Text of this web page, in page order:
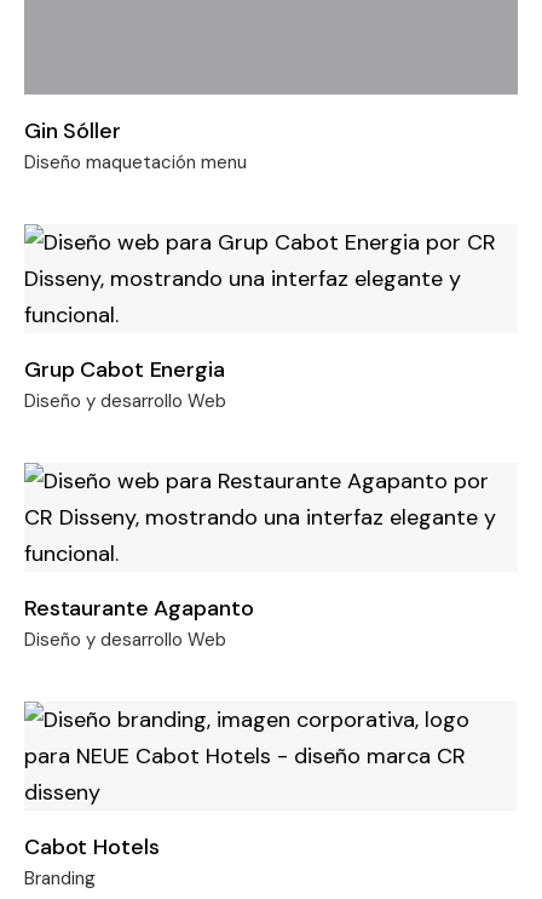
Gin Sóller
Diseño maquetación menu
Grup Cabot Energia
Diseño y desarrollo Web
Restaurante Agapanto
Diseño y desarrollo Web
Cabot Hotels
Branding